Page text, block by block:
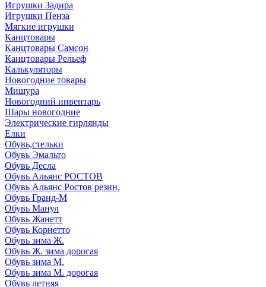
Игрушки Задира
Игрушки Пенза
Мягкие игрушки
Канцтовары
Канцтовары Самсон
Канцтовары Рельеф
Калькуляторы
Новогодние товары
Мишура
Новогодний инвентарь
Шары новогодние
Электрические гирлянды
Елки
Обувь,стельки
Обувь Эмальто
Обувь Десла
Обувь Альянс РОСТОВ
Обувь Альянс Ростов резин.
Обувь Гранд-М
Обувь Манул
Обувь Жанетт
Обувь Корнетто
Обувь зима Ж.
Обувь Ж. зима дорогая
Обувь зима М.
Обувь зима М. дорогая
Обувь летняя